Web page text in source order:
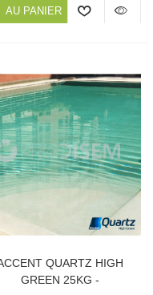
AU PANIER
QUARTZ HIGH
GREEN 25KG -